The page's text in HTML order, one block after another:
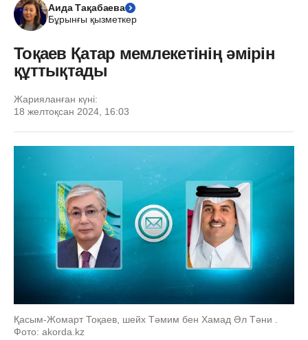
Аида Тақабаева
Бұрынғы қызметкер
Тоқаев Қатар мемлекетінің әмірін
құттықтады
Жарияланған күні:
18 желтоқсан 2024, 16:03
Қасым-Жомарт Тоқаев, шейх Тәмим бен Хамад Әл Тәни .
Фото: akorda.kz